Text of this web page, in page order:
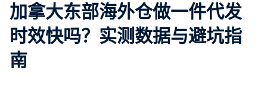
加拿大东部海外仓做一件代发
时效快吗？实测数据与避坑指
南